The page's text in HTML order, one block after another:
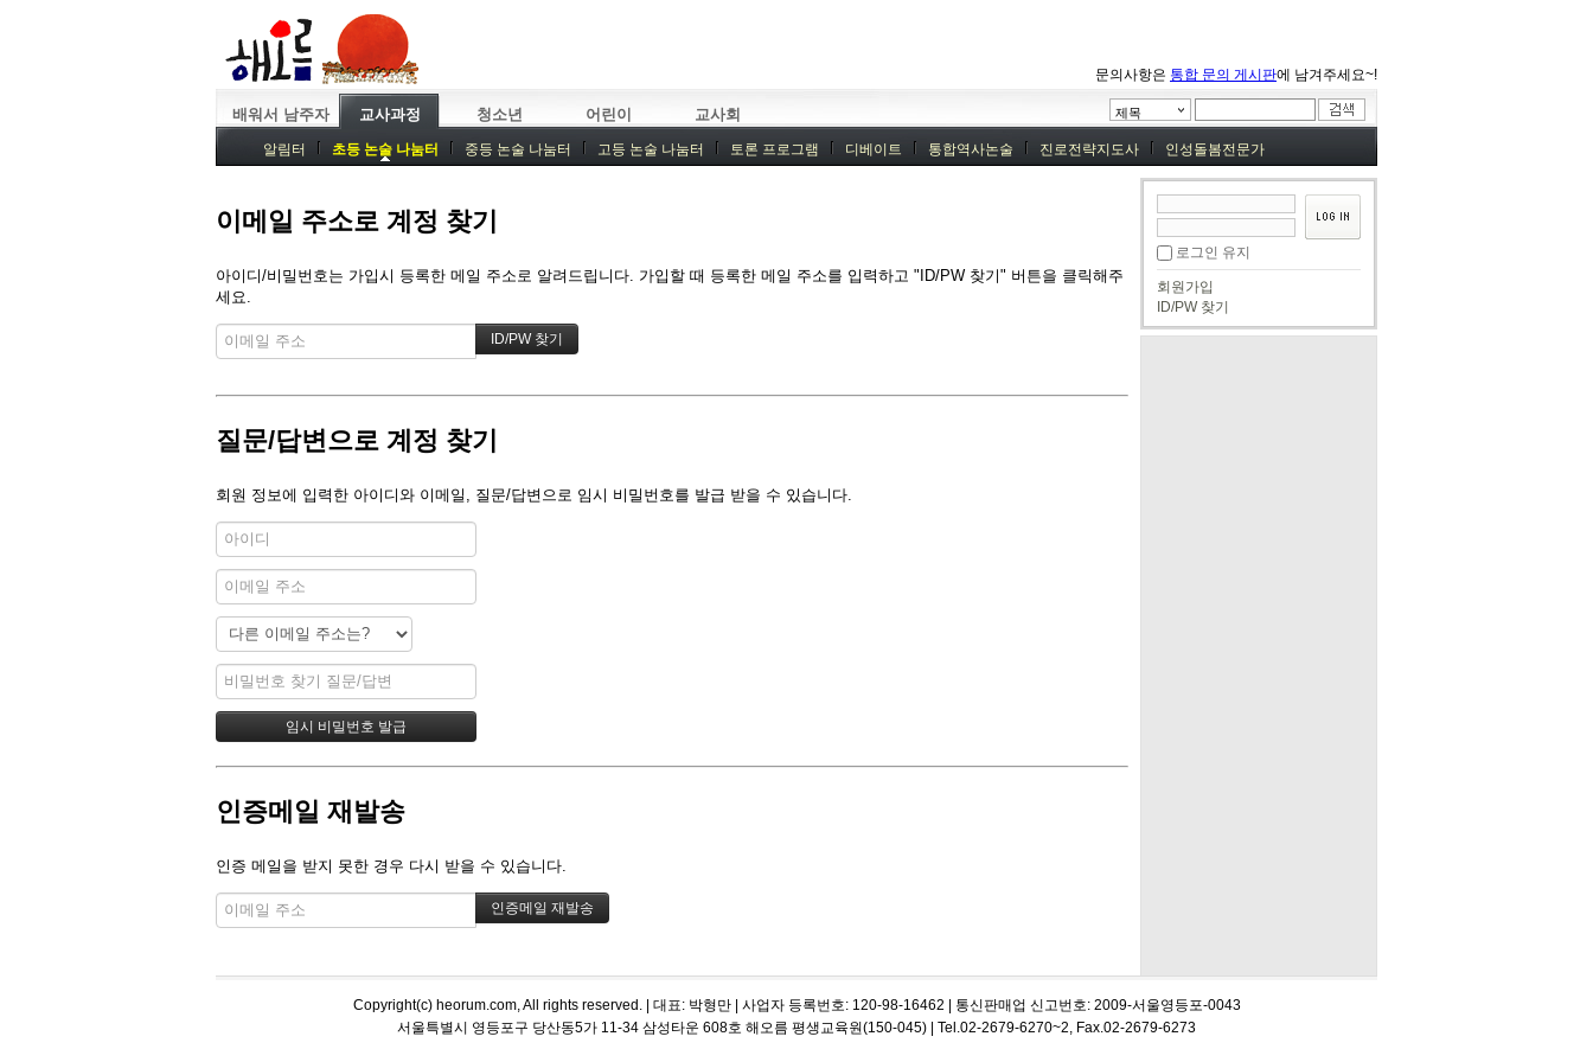
문의사항은 통합 문의 게시판에 남겨주세요~!
배워서 남주자 교사과정 청소년 어린이 교사회
알림터 초등 논술 나눔터 중등 논술 나눔터 고등 논술 나눔터 토론 프로그램 디베이트 통합역사논술 진로전략지도사
인성돌봄전문가
제목
이메일 주소로 계정 찾기
아이디/비밀번호는 가입시 등록한 메일 주소로 알려드립니다. 가입할 때 등록한 메일 주소를 입력하고 "ID/PW 찾기" 버튼을 클릭해주
세요.
질문/답변으로 계정 찾기
회원 정보에 입력한 아이디와 이메일, 질문/답변으로 임시 비밀번호를 발급 받을 수 있습니다.
인증메일 재발송
인증 메일을 받지 못한 경우 다시 받을 수 있습니다.
로그인 유지
회원가입
ID/PW 찾기
Copyright(c) heorum.com, All rights reserved. | 대표: 박형만 | 사업자 등록번호: 120-98-16462 | 통신판매업 신고번호: 2009-서울영등포-0043
서울특별시 영등포구 당산동5가 11-34 삼성타운 608호 해오름 평생교육원(150-045) | Tel.02-2679-6270~2, Fax.02-2679-6273